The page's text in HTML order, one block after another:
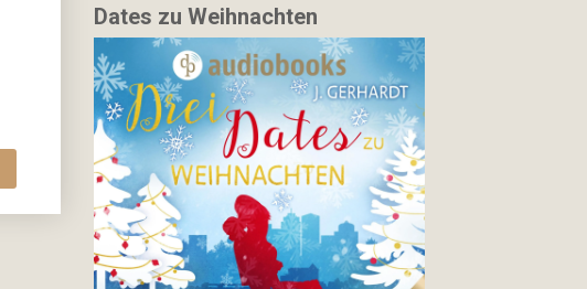
Dates zu Weihnachten